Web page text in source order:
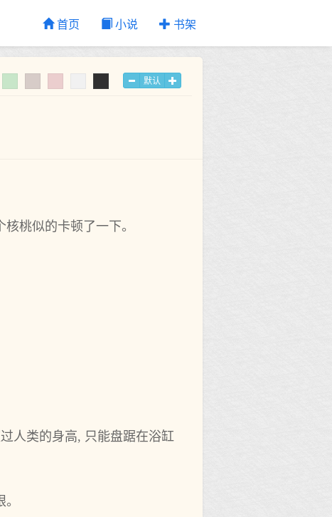
首页 小说 书架
默认
桃似的卡顿了一下。
人类的身高, 只能盘踞在浴缸